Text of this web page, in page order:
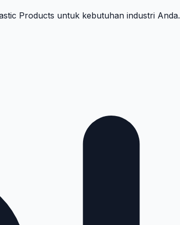
Products untuk kebutuhan industri Anda.